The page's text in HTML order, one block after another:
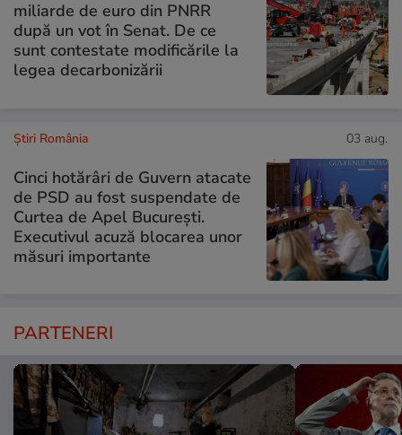
miliarde de euro din PNRR
după un vot în Senat. De ce
sunt contestate modificările la
legea decarbonizării
Știri România 03 aug.
Cinci hotărâri de Guvern atacate
de PSD au fost suspendate de
Curtea de Apel București.
Executivul acuză blocarea unor
măsuri importante
PARTENERI